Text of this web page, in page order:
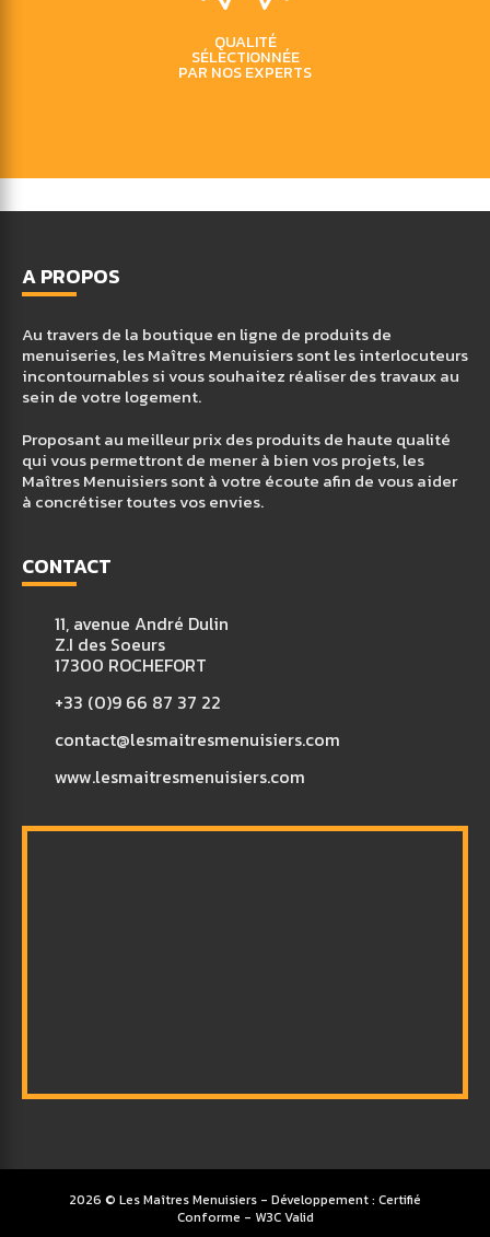
QUALITÉ
SÉLECTIONNÉE
PAR NOS EXPERTS
A PROPOS
Au travers de la boutique en ligne de produits de
menuiseries, les Maîtres Menuisiers sont les interlocuteurs
incontournables si vous souhaitez réaliser des travaux au
sein de votre logement.
Proposant au meilleur prix des produits de haute qualité
qui vous permettront de mener à bien vos projets, les
Maîtres Menuisiers sont à votre écoute afin de vous aider
à concrétiser toutes vos envies.
CONTACT
11, avenue André Dulin
Z.I des Soeurs
17300 ROCHEFORT
+33 (0)9 66 87 37 22
contact@lesmaitresmenuisiers.com
www.lesmaitresmenuisiers.com
2026 © Les Maîtres Menuisiers - Développement : Certifié
Conforme - W3C Valid